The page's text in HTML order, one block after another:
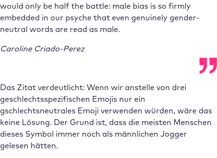
would only be half the battle: male bias is so firmly
embedded in our psyche that even genuinely gender-
neutral words are read as male.
Caroline Criado-Perez
Das Zitat verdeutlicht: Wenn wir anstelle von drei
geschlechtsspezifischen Emojis nur ein
gschlechtsneutrales Emoji verwenden würden, wäre das
keine Lösung. Der Grund ist, dass die meisten Menschen
dieses Symbol immer noch als männlichen Jogger
gelesen hätten.